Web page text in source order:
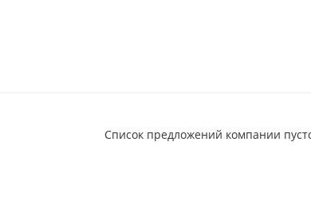
Список предложений компании